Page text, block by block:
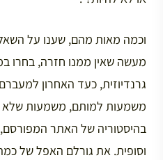
וכמה מאות מהם, שענו על
מעשה שאין ממנו חזרה, בחרו
גרנדיוזית, כעד האחרון
משמעות למותם, משמעות שלא
בהיסטוריה של האתר
וסופית. את גורלם האפל של